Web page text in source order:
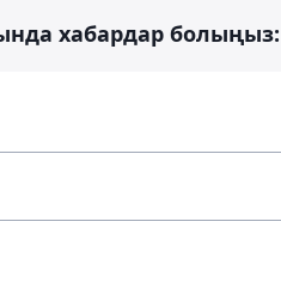
хабардар болыңыз: